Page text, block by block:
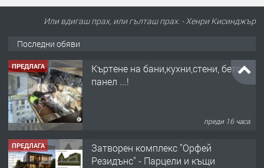
Или вдигаш прах, или гълташ прах. - Хенри Кисинджър
Последни обяви
ПРЕДЛАГА
Къртене на бани,кухни,стени, бетон,
панел ...!
преди 16 часа
ПРЕДЛАГА
Затворен комплекс "Орфей
Резидънс" - Парцели и къщи